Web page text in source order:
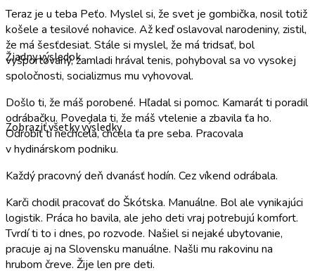
Žiadny výsledok
Zobraziť všetky výsledky
Teraz je u teba Peťo. Myslel si, že svet je gombička, nosil totiž
košele a tesilové nohavice. Až keď oslavoval narodeniny, zistil,
že má šesťdesiat. Stále si myslel, že má tridsať, bol
vyšportovaný, zamladi hrával tenis, pohyboval sa vo vysokej
spoločnosti, socializmus mu vyhovoval.
Došlo ti, že máš porobené. Hľadal si pomoc. Kamarát ti poradil
odrábačku. Povedala ti, že máš vtelenie a zbavila ťa ho.
Odrobiť ti nechcela, chcela ťa pre seba. Pracovala
v hydinárskom podniku.
Každý pracovný deň dvanásť hodín. Cez víkend odrábala.
Karči chodil pracovať do Škótska. Manuálne. Bol ale vynikajúci
logistik. Práca ho bavila, ale jeho deti vraj potrebujú komfort.
Tvrdí ti to i dnes, po rozvode. Našiel si nejaké ubytovanie,
pracuje aj na Slovensku manuálne. Našli mu rakovinu na
hrubom čreve. Žije len pre deti.